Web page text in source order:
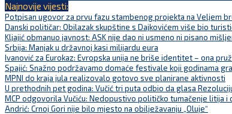
Najnovije vijesti:
Potpisan ugovor za prvu fazu stambenog projekta na Veljem
Danski političar: Obilazak skupštine s Dajkovićem više bio
Kljajić obmanuo javnost: ASK nije dao ni usmeno ni pisano
Srbija: Manjak u državnoj kasi milijardu eura
Ivanović za Eurokaz: Evropska unija ne briše identitet – ona
Spajić: Snažno podržavamo domaće festivale koji godinama
MPNI do kraja jula realizovalo gotovo sve planirane aktivnosti
U prethodnih pet godina: Vučić tri puta odbio da glasa
MCP odgovorila Vučiću: Nedopustivo političko tumačenje litija i
Andrić: Crnoj Gori nije bilo mjesto na obilježavanju „Oluje“